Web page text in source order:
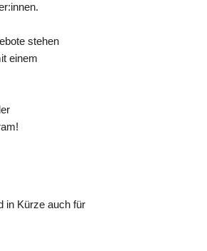
stehen
einem
in Kürze auch für